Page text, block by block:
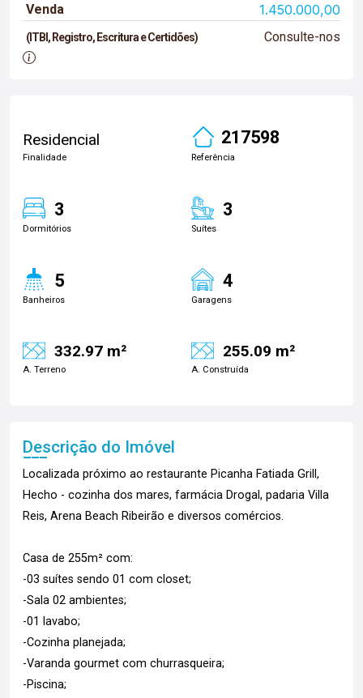
Venda
1.450.000,00
(ITBI, Registro, Escritura e Certidões) Consulte-nos
Residencial
Finalidade
217598
Referência
3
Dormitórios
3
Suítes
5
Banheiros
4
Garagens
332.97 m²
A. Terreno
255.09 m²
A. Construída
Descrição do Imóvel
Localizada próximo ao restaurante Picanha Fatiada Grill,
Hecho - cozinha dos mares, farmácia Drogal, padaria Villa
Reis, Arena Beach Ribeirão e diversos comércios.
Casa de 255m² com:
-03 suítes sendo 01 com closet;
-Sala 02 ambientes;
-01 lavabo;
-Cozinha planejada;
-Varanda gourmet com churrasqueira;
-Piscina;